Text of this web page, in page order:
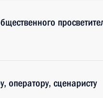
оператору, сценаристу